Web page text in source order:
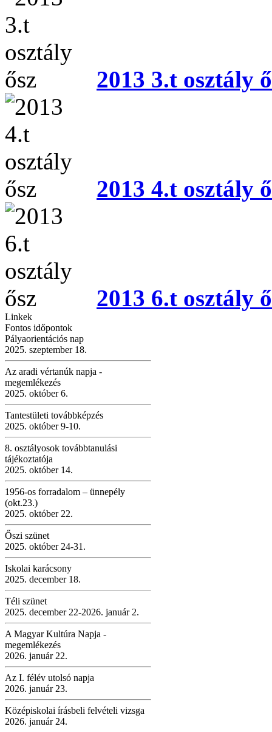
2013 3.t osztály
2013 4.t osztály
2013 6.t osztály
Linkek
Fontos időpontok
Pályaorientációs nap
2025. szeptember 18.
Az aradi vértanúk napja -
megemlékezés
2025. október 6.
Tantestületi továbbképzés
2025. október 9-10.
8. osztályosok továbbtanulási
tájékoztatója
2025. október 14.
1956-os forradalom – ünnepély
(okt.23.)
2025. október 22.
Őszi szünet
2025. október 24-31.
Iskolai karácsony
2025. december 18.
Téli szünet
2025. december 22-2026. január 2.
A Magyar Kultúra Napja -
megemlékezés
2026. január 22.
Az I. félév utolsó napja
2026. január 23.
Középiskolai írásbeli felvételi vizsga
2026. január 24.